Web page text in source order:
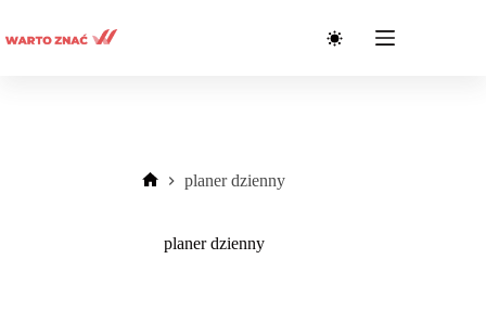
treści
planer dzienny
planer dzienny